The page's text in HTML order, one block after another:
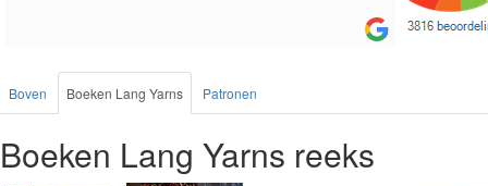
Boven Boeken Lang Yarns Patronen
Boeken Lang Yarns reeks